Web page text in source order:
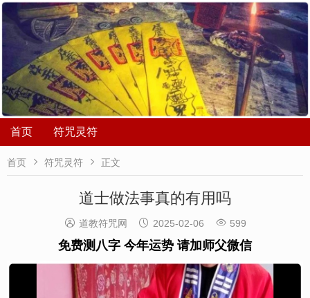
首页 符咒灵符
首页  符咒灵符  正文
道士做法事真的有用吗
 道教符咒网  2025-02-06  599
免费测八字 今年运势 请加师父微信